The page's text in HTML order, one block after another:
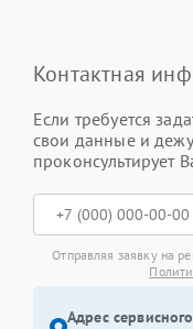
Контактная
Если требуется
свои данные и
проконсультирует
Отправляя заявку на
Адрес